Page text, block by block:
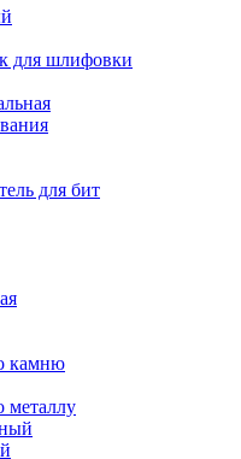
для шлифовки
для бит
камню
металлу